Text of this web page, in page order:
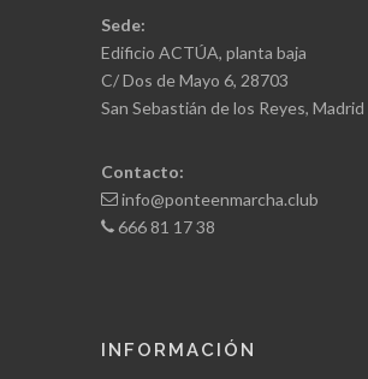
Sede:
Edificio ACTÚA, planta baja
C/ Dos de Mayo 6, 28703
San Sebastián de los Reyes, Madrid
Contacto:
info@ponteenmarcha.club
666 81 17 38
INFORMACIÓN